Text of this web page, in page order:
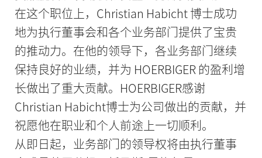
在这个职位上，Christian Habicht 博士成功
地为执行董事会和各个业务部门提供了宝贵
的推动力。在他的领导下，各业务部门继续
保持良好的业绩，并为 HOERBIGER 的盈利增
长做出了重大贡献。HOERBIGER感谢
Christian Habicht博士为公司做出的贡献，并
祝愿他在职业和个人前途上一切顺利。
从即日起，业务部门的领导权将由执行董事